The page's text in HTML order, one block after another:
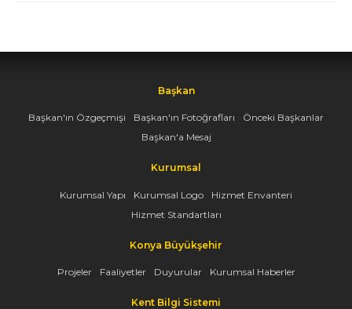
Başkan
Başkan'ın Özgeçmişi Başkan'ın Fotoğrafları
Önceki Başkanlar
Başkan'a Mesaj
Kurumsal
Kurumsal Yapı Kurumsal Logo
Hizmet Envanteri
Hizmet Standartları
Konya Büyükşehir
Projeler Faaliyetler Duyurular Kurumsal Haberler
Kent Bilgi Sistemi